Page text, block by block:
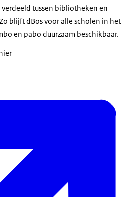
tussen bibliotheken en
blijft dBos voor alle scholen in het
en pabo duurzaam beschikbaar.